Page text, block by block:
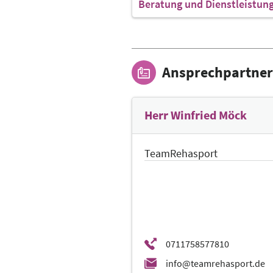
Beratung und
Ansprechpartner
Herr Winfried Möck
TeamRehasport